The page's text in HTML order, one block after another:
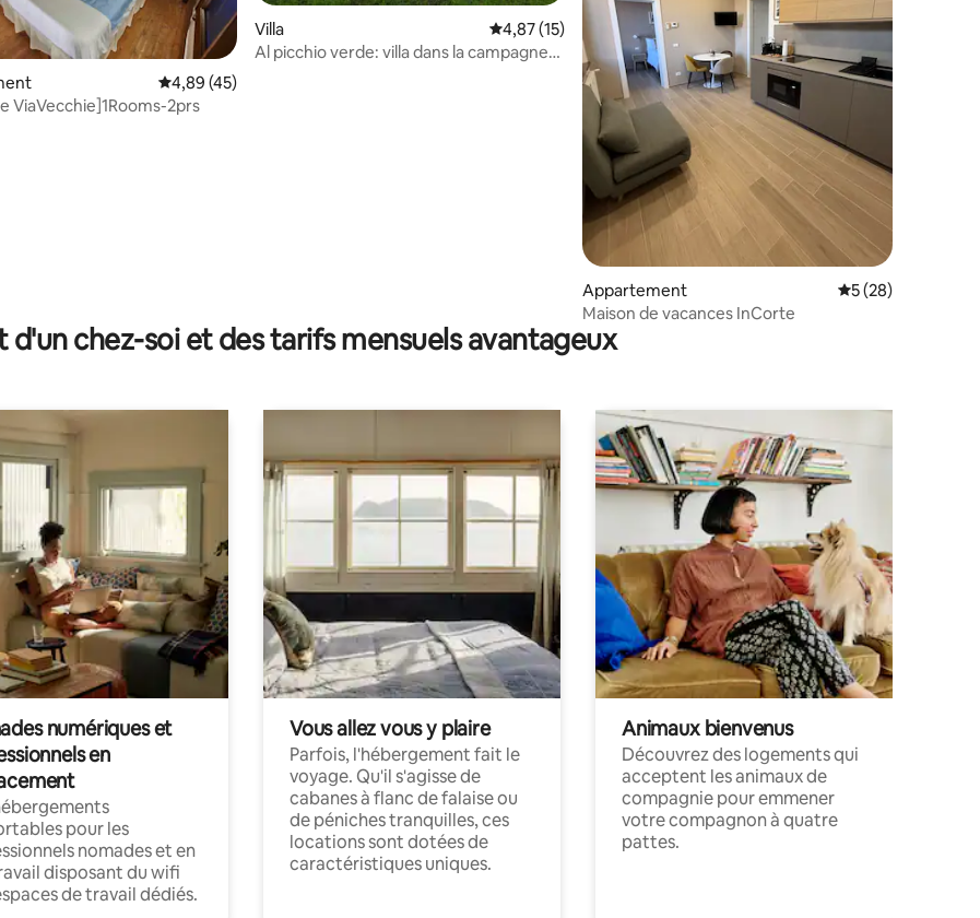
la base de 35 commentaires : 5 sur 5
Évaluation moyenne sur la base de 45 commentaires : 4,89 sur 5
4,89 (45)
ViaVecchie]1Rooms-2prs
Villa Évaluation moyenne sur la base de 15 commentaires : 4,87 sur 5
4,87 (15)
Al picchio verde: villa dans la campagne
Appartement Évaluation
5 (28)
Maison de vacances InCorte
d'un chez-soi et des tarifs mensuels avantageux
numériques et
en
pour les
nomades et en
disposant du wifi
de travail dédiés.
Vous allez vous y plaire
Parfois, l'hébergement fait le
voyage. Qu'il s'agisse de
cabanes à flanc de falaise ou
de péniches tranquilles, ces
locations sont dotées de
caractéristiques uniques.
Animaux bienvenus
Découvrez des logements qui
acceptent les animaux de
compagnie pour emmener
votre compagnon à quatre
pattes.